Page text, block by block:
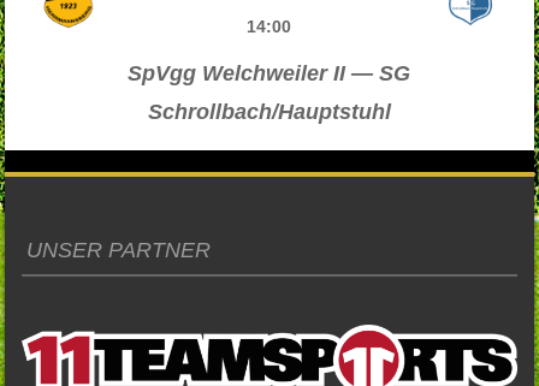
14:00
SpVgg Welchweiler II — SG
Schrollbach/Hauptstuhl
UNSER PARTNER